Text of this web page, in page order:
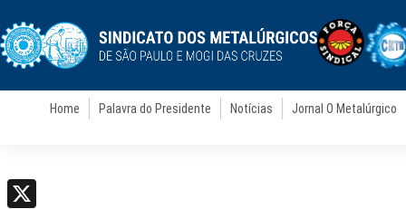
Home Palavra do Presidente Notícias Jornal O Metalúrgico